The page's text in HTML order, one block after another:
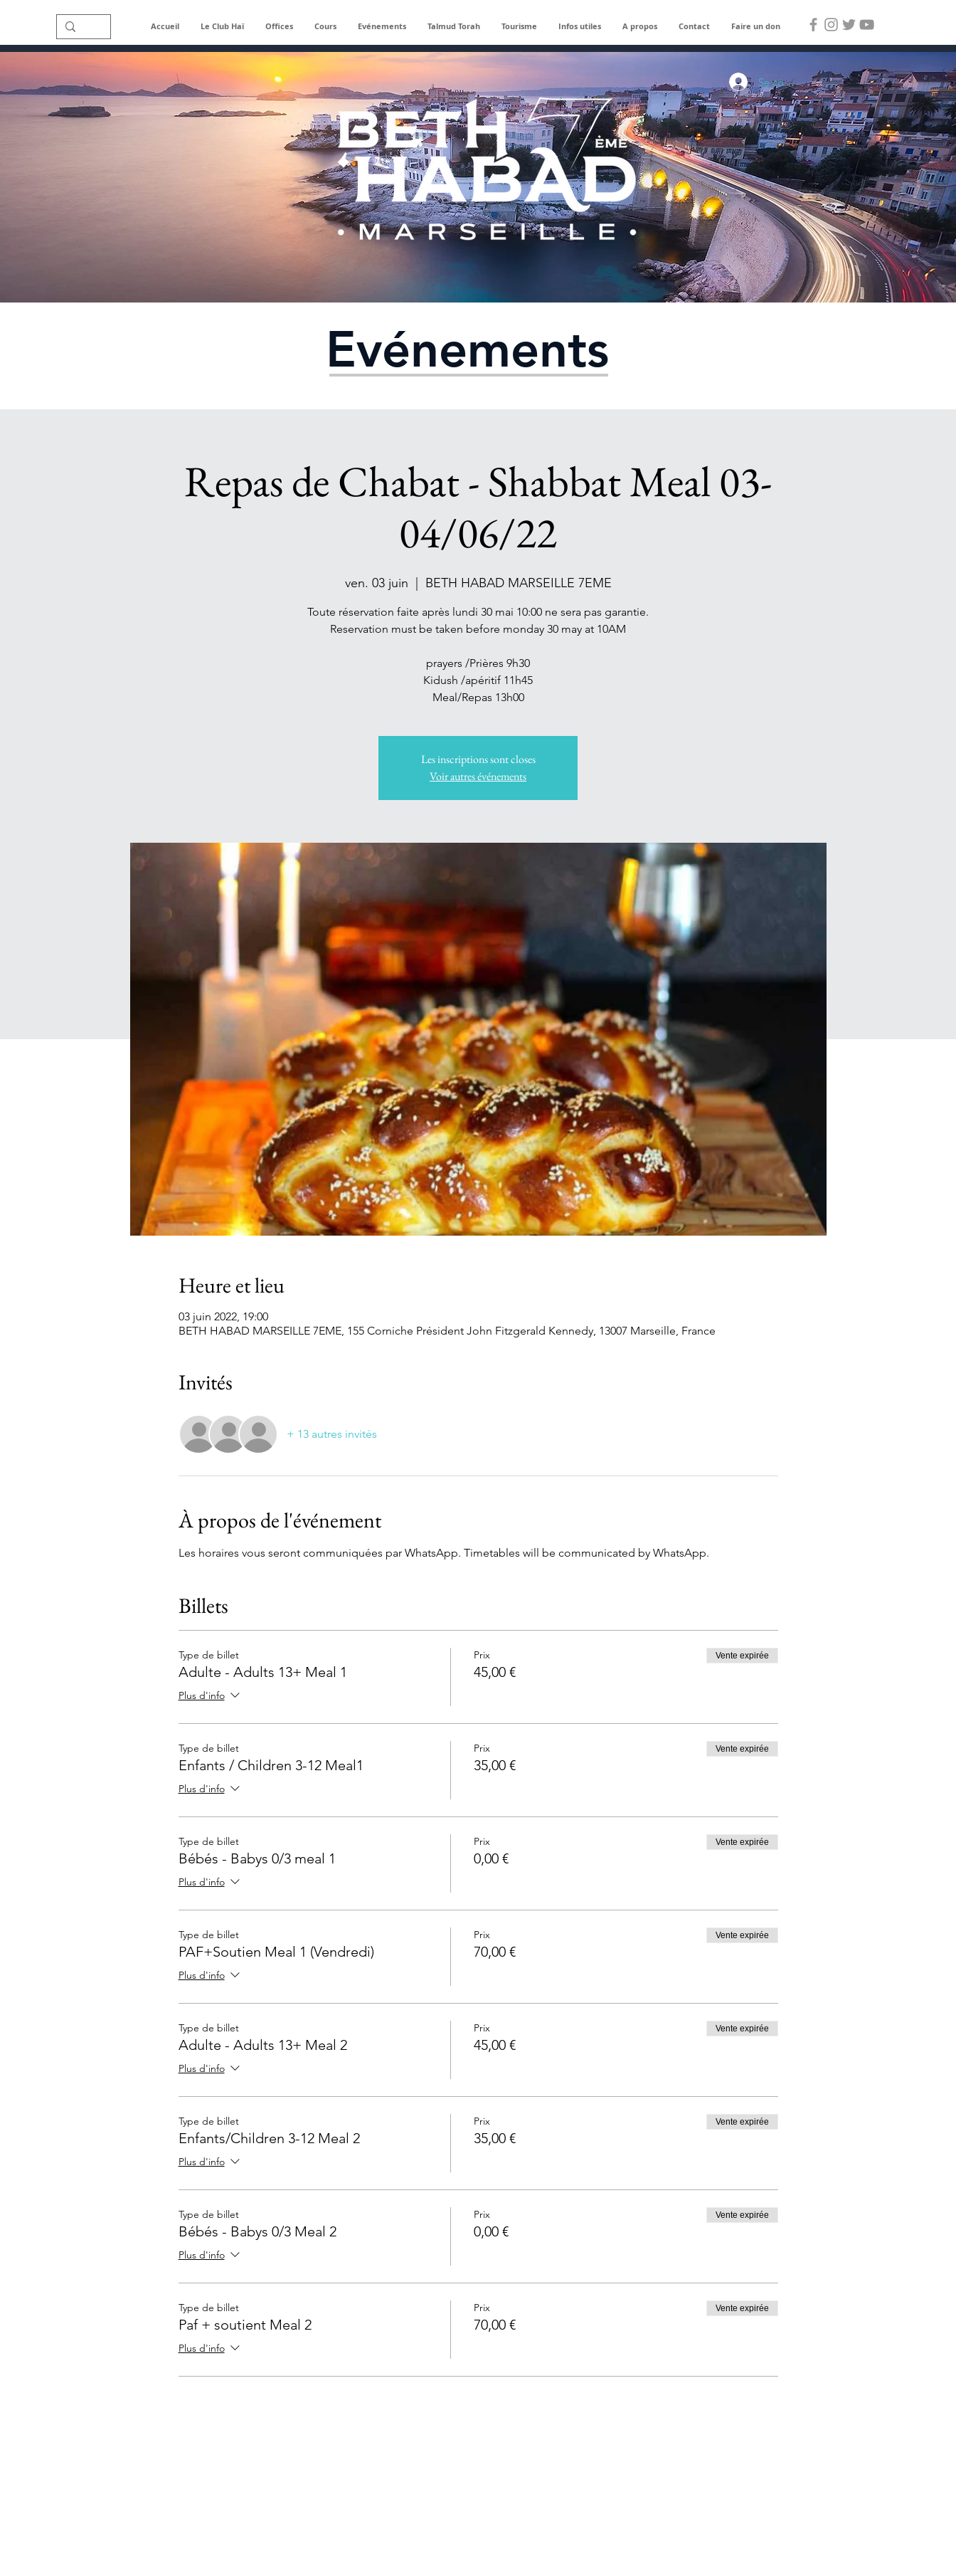
Accueil Le Club Haï Offices Cours Evénements Talmud Torah Tourisme Infos utiles A propos Contact Faire un don
Evénements
Repas de Chabat - Shabbat Meal 03-
04/06/22
ven. 03 juin BETH HABAD MARSEILLE 7EME
Toute réservation faite après lundi 30 mai 10:00 ne sera pas garantie.
Reservation must be taken before monday 30 may at 10AM
prayers /Prières 9h30
Kidush /apéritif 11h45
Meal/Repas 13h00
Les inscriptions sont closes
Voir autres événements
Heure et lieu
03 juin 2022, 19:00
BETH HABAD MARSEILLE 7EME, 155 Corniche Président John Fitzgerald Kennedy, 13007 Marseille, France
Invités
+ 13 autres invités
À propos de l'événement
Les horaires vous seront communiquées par WhatsApp. Timetables will be communicated by WhatsApp.
Billets
Type de billet
Adulte - Adults 13+ Meal 1
Plus d'info
Prix
45,00 €
Vente expirée
Type de billet
Enfants / Children 3-12 Meal1
Plus d'info
Prix
35,00 €
Vente expirée
Type de billet
Bébés - Babys 0/3 meal 1
Plus d'info
Prix
0,00 €
Vente expirée
Type de billet
PAF+Soutien Meal 1 (Vendredi)
Plus d'info
Prix
70,00 €
Vente expirée
Type de billet
Adulte - Adults 13+ Meal 2
Plus d'info
Prix
45,00 €
Vente expirée
Type de billet
Enfants/Children 3-12 Meal 2
Plus d'info
Prix
35,00 €
Vente expirée
Type de billet
Bébés - Babys 0/3 Meal 2
Plus d'info
Prix
0,00 €
Vente expirée
Type de billet
Paf + soutient Meal 2
Plus d'info
Prix
70,00 €
Vente expirée
Se connecter